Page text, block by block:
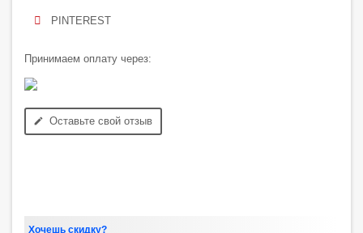
PINTEREST
Принимаем оплату через:
edit Оставьте свой отзыв
Хочешь скидку?